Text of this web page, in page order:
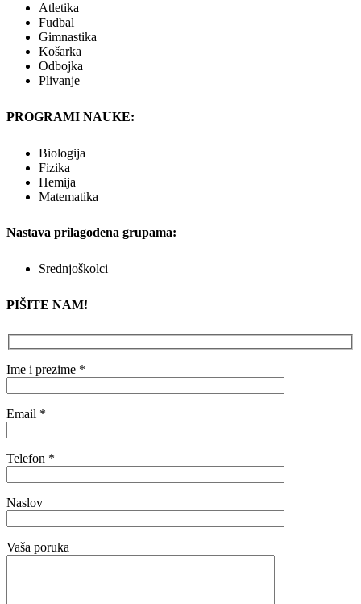
Atletika
Fudbal
Gimnastika
Košarka
Odbojka
Plivanje
PROGRAMI NAUKE:
Biologija
Fizika
Hemija
Matematika
Nastava prilagođena grupama:
Srednjoškolci
PIŠITE NAM!
Ime i prezime *
Email *
Telefon *
Naslov
Vaša poruka